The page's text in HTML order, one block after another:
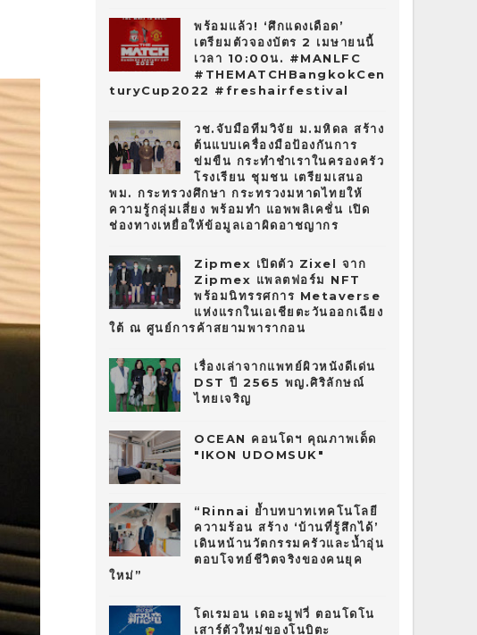
พร้อมแล้ว! ‘ศึกแดงเดือด’
เตรียมตัวจองบัตร 2 เมษายนนี้
เวลา 10:00น. #MANLFC
#THEMATCHBangkokCen
turyCup2022 #freshairfestival
วช.จับมือทีมวิจัย ม.มหิดล สร้าง
ต้นแบบเครื่องมือป้องกันการ
ข่มขืน กระทำชำเราในครองครัว
โรงเรียน ชุมชน เตรียมเสนอ
พม. กระทรวงศึกษา กระทรวงมหาดไทยให้
ความรู้กลุ่มเสี่ยง พร้อมทำ แอพพลิเคชั่น เปิด
ช่องทางเหยื่อให้ข้อมูลเอาผิดอาชญากร
Zipmex เปิดตัว Zixel จาก
Zipmex แพลตฟอร์ม NFT
พร้อมนิทรรศการ Metaverse
แห่งแรกในเอเชียตะวันออกเฉียง
ใต้ ณ ศูนย์การค้าสยามพารากอน
เรื่องเล่าจากแพทย์ผิวหนังดีเด่น
DST ปี 2565 พญ.ศิริลักษณ์
ไทยเจริญ
OCEAN คอนโดฯ คุณภาพเด็ด
"IKON UDOMSUK"
“Rinnai ย้ำบทบาทเทคโนโลยี
ความร้อน สร้าง ‘บ้านที่รู้สึกได้’
เดินหน้านวัตกรรมครัวและน้ำอุ่น
ตอบโจทย์ชีวิตจริงของคนยุค
ใหม่”
โดเรมอน เดอะมูฟวี่ ตอนโดโน
เสาร์ตัวใหม่ของโนบิตะ